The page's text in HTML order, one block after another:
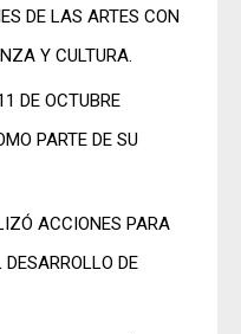
DE LAS ARTES CON
Y CULTURA.
DE OCTUBRE
PARTE DE SU
ACCIONES PARA
DE